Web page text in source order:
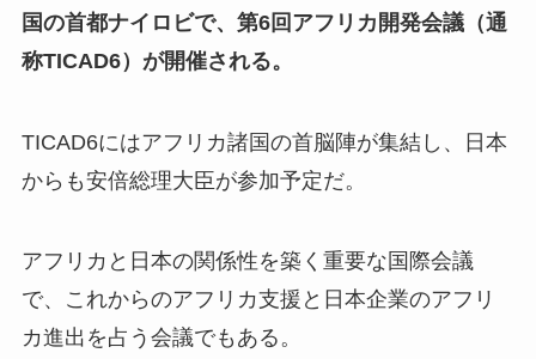
国の首都ナイロビで、第6回アフリカ開発会議（通
称TICAD6）が開催される。
TICAD6にはアフリカ諸国の首脳陣が集結し、日本
からも安倍総理大臣が参加予定だ。
アフリカと日本の関係性を築く重要な国際会議
で、これからのアフリカ支援と日本企業のアフリ
カ進出を占う会議でもある。